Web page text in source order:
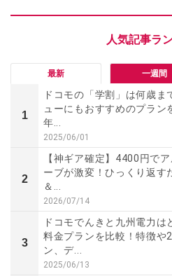
最新 一週間
1
ドコモの「学割」は何歳ま
ューにもおすすめのプラン
年...
2025/06/01
2
【神ギア確定】4400円で
ーブが激変！ひっくり返す
＆...
2026/07/14
3
ドコモでんきと九州電力は
料金プランを比較！特徴や
ン、デ...
2025/06/13